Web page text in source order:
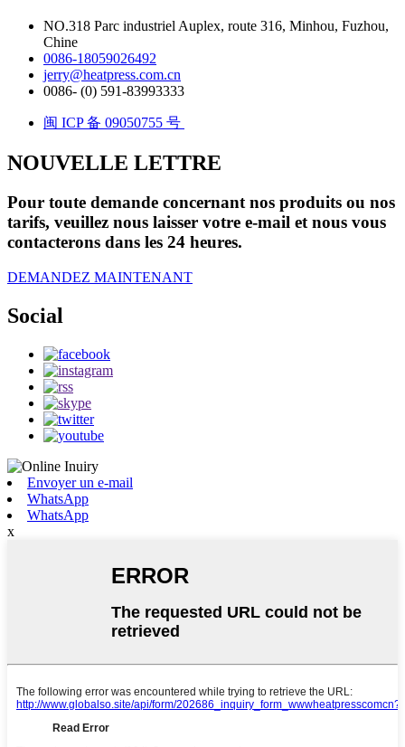
NO.318 Parc industriel Auplex, route 316, Minhou, Fuzhou,
Chine
0086-18059026492
jerry@heatpress.com.cn
0086- (0) 591-83993333
闽 ICP 备 09050755 号
NOUVELLE LETTRE
Pour toute demande concernant nos produits ou nos
tarifs, veuillez nous laisser votre e-mail et nous vous
contacterons dans les 24 heures.
DEMANDEZ MAINTENANT
Social
Envoyer un e-mail
WhatsApp
WhatsApp
x